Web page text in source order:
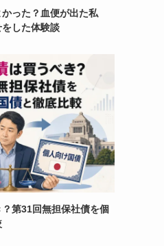
った？血便が出た私
した体験談
第31回無担保社債を個